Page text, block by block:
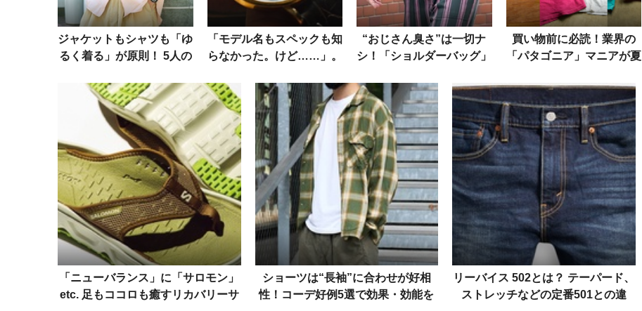
ジャケットもシャツも「ゆ
るく着る」が原則！ 5人の
ット”の作り方
「モデル名もスペックも知
らなかった。けど……」。
でロレックスに開眼した話
“おじさん臭さ”は一切ナ
シ！「ショルダーバッグ」
をスナップで
買い物前に必読！業界の
「パタゴニア」マニアが夏
開
「ニューバランス」に「サロモン」
etc. 足もココロも癒すリカバリーサ
ショーツは“長袖”に合わせが好相
性！コーデ好例5選で効果・効能を
リーバイス 502とは？ テーパード、
ストレッチなどの定番501との違